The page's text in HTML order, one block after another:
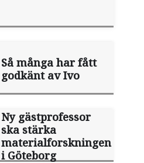
Så många har fått
godkänt av Ivo
Ny gästprofessor
ska stärka
materialforskningen
i Göteborg